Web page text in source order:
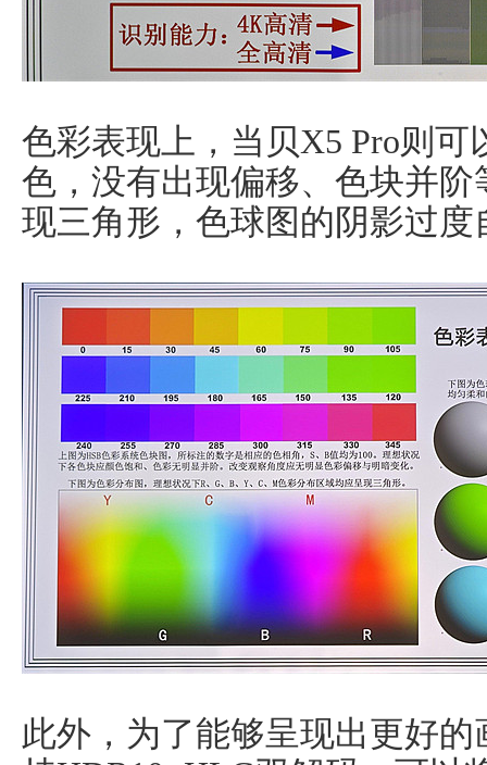
色彩表现上，当贝X5 Pro则
色，没有出现偏移、色块并
现三角形，色球图的阴影过度
此外，为了能够呈现出更好